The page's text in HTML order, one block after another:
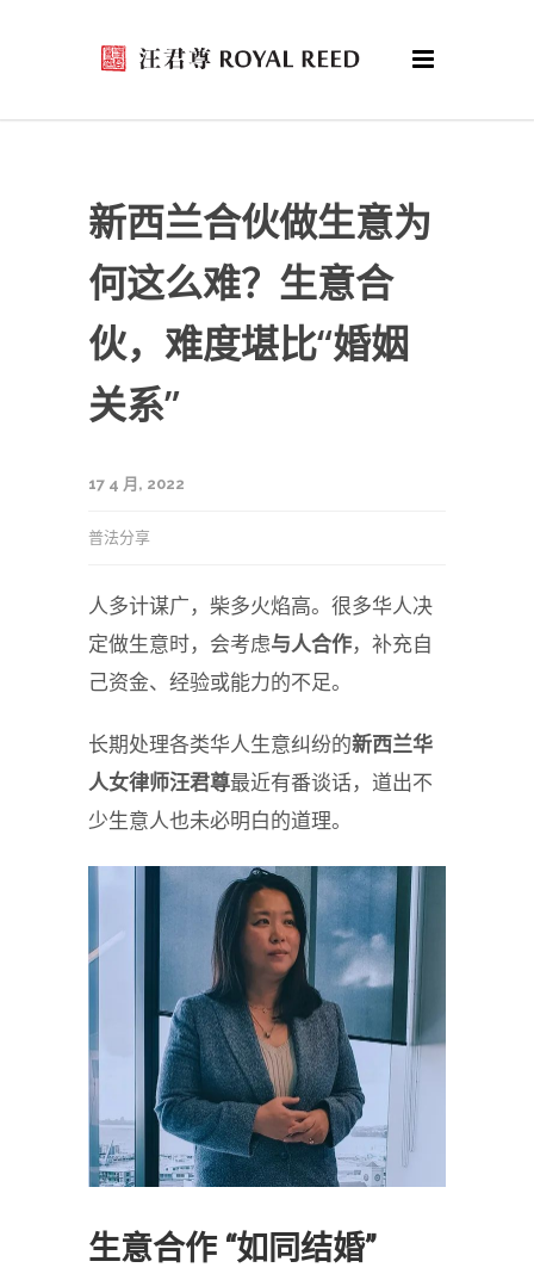
新西兰合伙做生意为
何这么难？生意合
伙，难度堪比“婚姻
关系”
17 4 月, 2022
普法分享
人多计谋广，柴多火焰高。很多华人决
定做生意时，会考虑与人合作，补充自
己资金、经验或能力的不足。
长期处理各类华人生意纠纷的新西兰华
人女律师汪君尊最近有番谈话，道出不
少生意人也未必明白的道理。
生意合作 “如同结婚”